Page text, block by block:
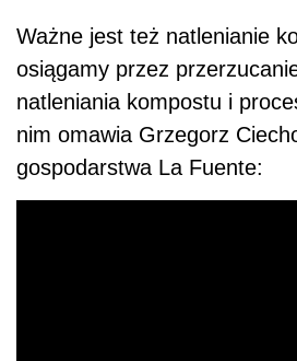
Ważne jest też natlenianie
osiągamy przez
natleniania kompostu i
nim omawia Grzegorz
gospodarstwa La Fuente: